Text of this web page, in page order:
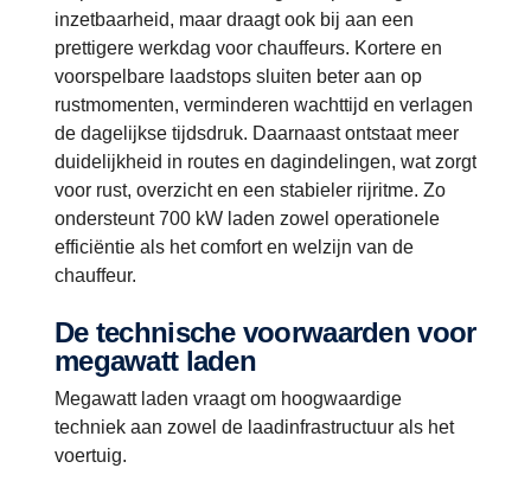
inzetbaarheid, maar draagt ook bij aan een
prettigere werkdag voor chauffeurs. Kortere en
voorspelbare laadstops sluiten beter aan op
rustmomenten, verminderen wachttijd en verlagen
de dagelijkse tijdsdruk. Daarnaast ontstaat meer
duidelijkheid in routes en dagindelingen, wat zorgt
voor rust, overzicht en een stabieler rijritme. Zo
ondersteunt 700 kW laden zowel operationele
efficiëntie als het comfort en welzijn van de
chauffeur.
De technische voorwaarden voor
megawatt laden
Megawatt laden vraagt om hoogwaardige
techniek aan zowel de laadinfrastructuur als het
voertuig.